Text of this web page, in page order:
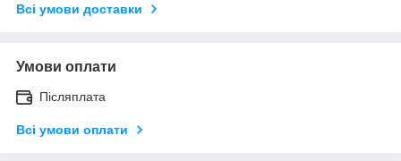
Всі умови доставки
Умови оплати
Післяплата
Всі умови оплати